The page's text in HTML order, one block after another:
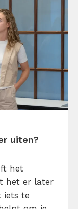
uiten?
het
het er later
iets te